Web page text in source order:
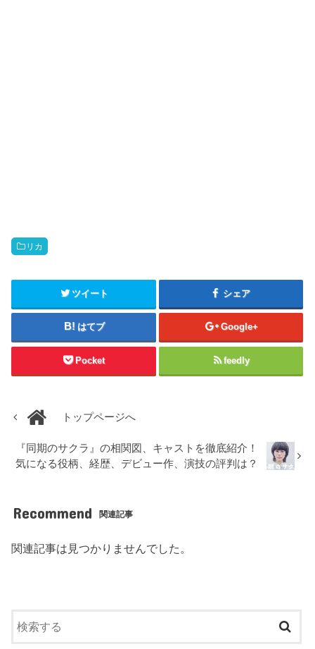
リカ
ツイート シェア
はてブ Google+
Pocket feedly
トップページへ
『同期のサクラ』の相関図、キャストを徹底紹介！
気になる役柄、経歴、デビュー作、演技の評判は？
Recommend 関連記事
関連記事は見つかりませんでした。